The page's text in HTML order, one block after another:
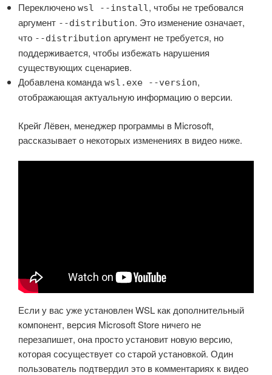
Переключено wsl --install, чтобы не требовался
аргумент --distribution. Это изменение означает,
что --distribution аргумент не требуется, но
поддерживается, чтобы избежать нарушения
существующих сценариев.
Добавлена командаwsl.exe --version,
отображающая актуальную информацию о версии.
Крейг Лёвен, менеджер программы в Microsoft,
рассказывает о некоторых изменениях в видео ниже.
Если у вас уже установлен WSL как дополнительный
компонент, версия Microsoft Store ничего не
перезапишет, она просто установит новую версию,
которая сосуществует со старой установкой. Один
пользователь подтвердил это в комментариях к видео